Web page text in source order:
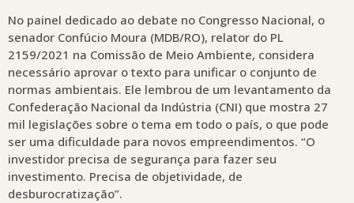
No painel dedicado ao debate no Congresso Nacional, o
senador Confúcio Moura (MDB/RO), relator do PL
2159/2021 na Comissão de Meio Ambiente, considera
necessário aprovar o texto para unificar o conjunto de
normas ambientais. Ele lembrou de um levantamento da
Confederação Nacional da Indústria (CNI) que mostra 27
mil legislações sobre o tema em todo o país, o que pode
ser uma dificuldade para novos empreendimentos. “O
investidor precisa de segurança para fazer seu
investimento. Precisa de objetividade, de
desburocratização”.